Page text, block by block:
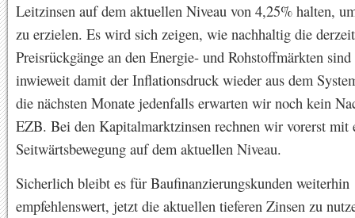
Leitzinsen auf dem aktuellen Niveau von 4,25% halten,
zu erzielen. Es wird sich zeigen, wie nachhaltig die
Preisrückgänge an den Energie- und Rohstoffmärkten
inwieweit damit der Inflationsdruck wieder aus dem
die nächsten Monate jedenfalls erwarten wir noch kein
EZB. Bei den Kapitalmarktzinsen rechnen wir vorerst mit
Seitwärtsbewegung auf dem aktuellen Niveau.
Sicherlich bleibt es für Baufinanzierungskunden weiterhin
empfehlenswert, jetzt die aktuellen tieferen Zinsen zu